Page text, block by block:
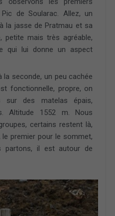
de Soularac. Allez, un
la jasse de Pratmau et sa
petite mais très agréable,
qui lui donne un aspect
seconde, un peu cachée
fonctionnelle, propre, on
sur des matelas épais,
Altitude 1552 m. Nous
certains restent là,
premier pour le sommet,
partons, il est autour de